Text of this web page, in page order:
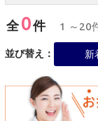
全0件 1 ～20
並び替え： 新